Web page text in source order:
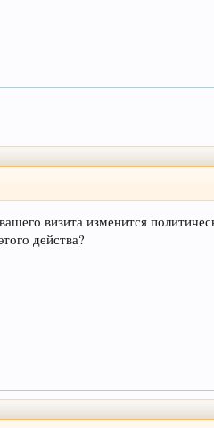
визита изменится
действа?